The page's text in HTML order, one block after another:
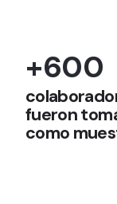
+600
fueron
como